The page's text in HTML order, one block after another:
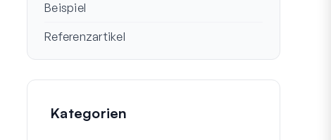
Beispiel
Referenzartikel
Kategorien